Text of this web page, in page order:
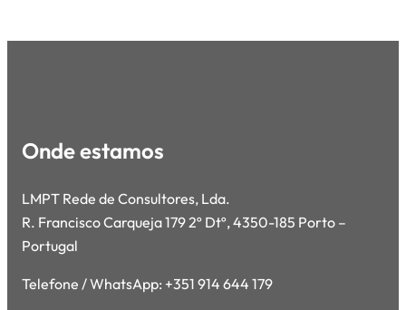
Onde estamos
LMPT Rede de Consultores, Lda.
R. Francisco Carqueja 179 2º Dtº, 4350-185 Porto –
Portugal
Telefone / WhatsApp: +351 914 644 179